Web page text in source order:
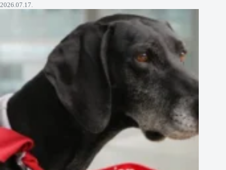
2026.07.17.